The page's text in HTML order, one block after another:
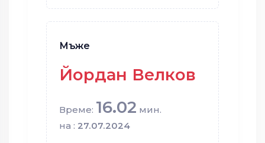
Мъже
Йордан Велков
Време: 16.02 мин.
на : 27.07.2024